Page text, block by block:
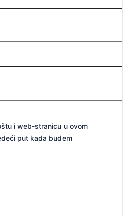
i web-stranicu u ovom
put kada budem